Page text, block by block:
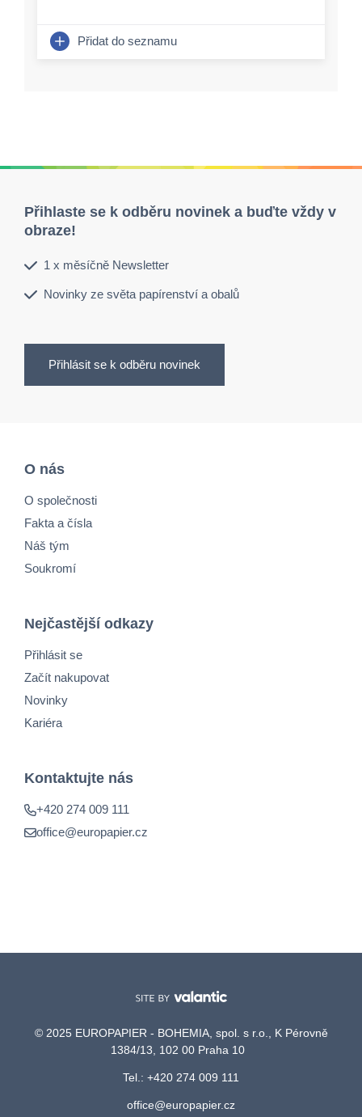
Přidat do seznamu
Přihlaste se k odběru novinek a buďte vždy v
obraze!
1 x měsíčně Newsletter
Novinky ze světa papírenství a obalů
Přihlásit se k odběru novinek
O nás
O společnosti
Fakta a čísla
Náš tým
Soukromí
Nejčastější odkazy
Přihlásit se
Začít nakupovat
Novinky
Kariéra
Kontaktujte nás
+420 274 009 111
office@europapier.cz
© 2025 EUROPAPIER - BOHEMIA, spol. s r.o., K Pérovně
1384/13, 102 00 Praha 10
Tel.: +420 274 009 111
office@europapier.cz